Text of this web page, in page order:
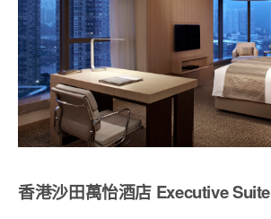
香港沙田萬怡酒店 Executive Suite